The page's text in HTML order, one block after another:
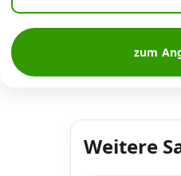
zum
Weitere